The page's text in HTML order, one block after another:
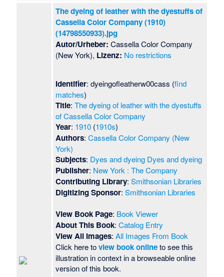
The dyeing of leather with the dyestuffs of
Cassella Color Company (1910)
(14798550933).jpg
Autor/Urheber: Cassella Color Company
(New York), Lizenz: No restrictions
Identifier: dyeingofleatherw00cass (find
matches)
Title:The dyeing of leather with the dyestuffs
of Cassella Color Company
Year: 1910 (1910s)
Authors:Cassella Color Company (New
York)
Subjects: Dyes and dyeing Dyes and dyeing
Publisher: New York : The Company
Contributing Library:Smithsonian Libraries
Digitizing Sponsor:Smithsonian Libraries
View Book Page: Book Viewer
About This Book:Catalog Entry
View All Images:All Images From Book
Click here toview book onlineto see this
illustration in context in a browseable online
version of this book.